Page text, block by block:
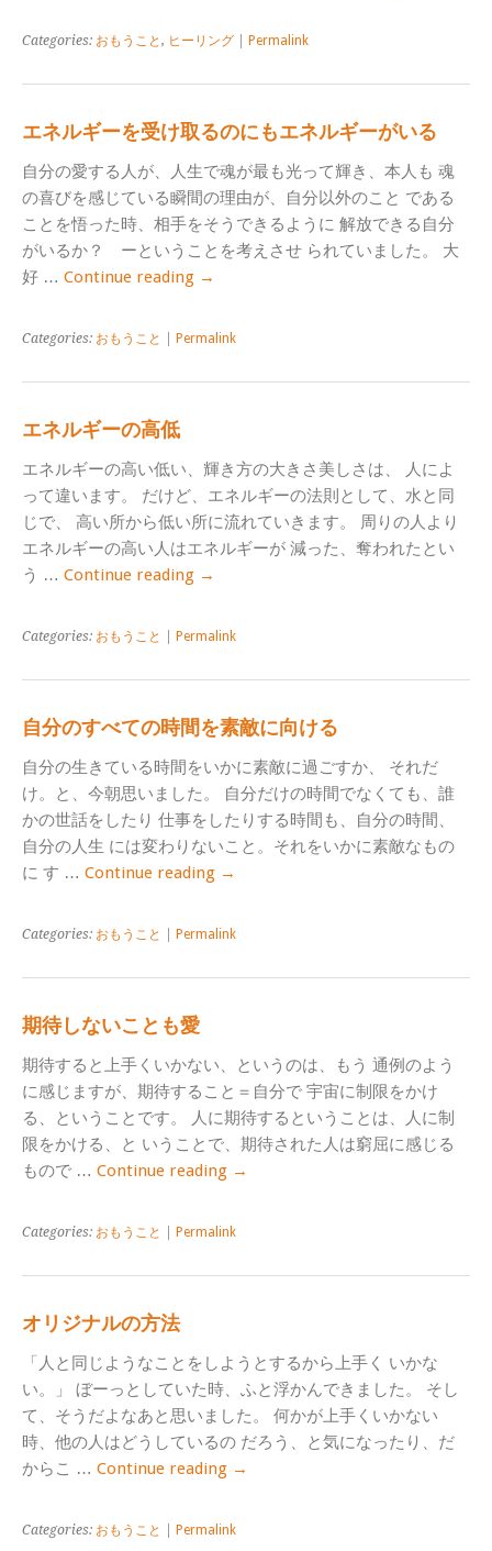
Categories: おもうこと , ヒーリング Permalink
エネルギーを受け取るのにもエネルギーがいる
自分の愛する人が、人生で魂が最も光って輝き、本人も 魂
の喜びを感じている瞬間の理由が、自分以外のこと である
ことを悟った時、相手をそうできるように 解放できる自分
がいるか？ ーということを考えさせ られていました。 大
好 … Continue reading →
Categories: おもうこと Permalink
エネルギーの高低
エネルギーの高い低い、輝き方の大きさ美しさは、 人によ
って違います。 だけど、エネルギーの法則として、水と同
じで、 高い所から低い所に流れていきます。 周りの人より
エネルギーの高い人はエネルギーが 減った、奪われたとい
う … Continue reading →
Categories: おもうこと Permalink
自分のすべての時間を素敵に向ける
自分の生きている時間をいかに素敵に過ごすか、 それだ
け。と、今朝思いました。 自分だけの時間でなくても、誰
かの世話をしたり 仕事をしたりする時間も、自分の時間、
自分の人生 には変わりないこと。それをいかに素敵なもの
に す … Continue reading →
Categories: おもうこと Permalink
期待しないことも愛
期待すると上手くいかない、というのは、もう 通例のよう
に感じますが、期待すること＝自分で 宇宙に制限をかけ
る、ということです。 人に期待するということは、人に制
限をかける、と いうことで、期待された人は窮屈に感じる
もので … Continue reading →
Categories: おもうこと Permalink
オリジナルの方法
「人と同じようなことをしようとするから上手く いかな
い。」 ぼーっとしていた時、ふと浮かんできました。 そし
て、そうだよなあと思いました。 何かが上手くいかない
時、他の人はどうしているの だろう、と気になったり、だ
からこ … Continue reading →
Categories: おもうこと Permalink